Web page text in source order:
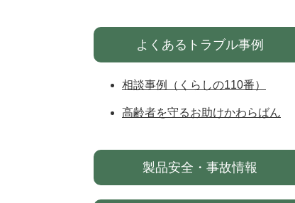
よくあるトラブル事例
相談事例（くらしの110番）
高齢者を守るお助けかわらばん
製品安全・事故情報